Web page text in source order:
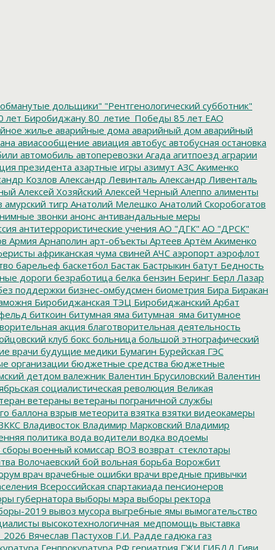
дольщики" "Рентгенологический субботник"
лет Биробиджану80_летие_Победы 85 лет ЕАО
жилье аварийные дома аварийный дом аварийный
авиасообщение авиация автобус автобусная остановка
автомобиль автоперевозки Агада агитпоезд аграрии
президента азартные игры азимут АЗС Акименко
Козлов Александр Левинталь Александр Ливенталь
Алексей Хозяйский Алексей Черный Алеппо алименты
амурский тигр Анатолий Мелешко Анатолий Скоробогатов
звонки анонс антивандальные меры
антитеррористические учения АО "ДГК" АО "ДРСК"
Армия Арнаполин арт-объекты Артеев Артём Акименко
африканская чума свиней АЧС аэропорт аэрофлот
барельеф баскетбол Бастак Бастрыкин батут Бедность
дороги безработица белка бензин Беринг Берл Лазар
поддержки бизнес-омбудсмен биометрия Бира Биракан
Биробиджанская ТЭЦ Биробиджанский Арбат
биткоин битумная яма битумная_яма битумное
акция благотворительная деятельность
клуб бокс больница большой этнографический
врачи будущие медики Бумагин Бурейская ГЭС
организации бюджетные средства бюджетные
детдом валежник Валентин Брусиловский Валентин
социалистическая революция Великая
ветераны ветераны пограничной службы
баллона взрыв метеорита взятка взятки видеокамеры
Владивосток Владимир Марковский Владимир
политика вода водители водка водоемы
военный комиссар ВОЗ возврат_стеклотары
Волочаевский бой вольная борьба Ворожбит
врач врачебные ошибки врачи вредные привычки
Всероссийская спартакиада пенсионеров
губернатора выборы мэра выборы ректора
2019 вывоз мусора выгребные ямы вымогательство
высокотехнологичная_медпомощь выставка
Вячеслав Пастухов Г.И. Радде гадюка газ
Генпрокуратура РФ гериатрия ГЖИ ГИБДД Гиви